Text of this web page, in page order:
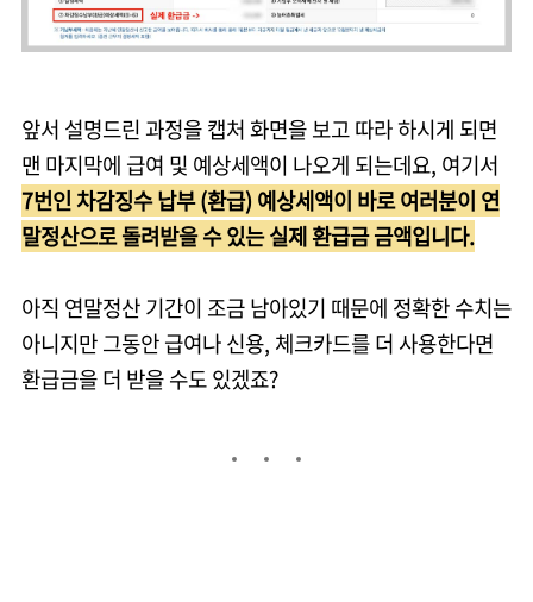
앞서 설명드린 과정을 캡처 화면을 보고 따라 하시게 되면
맨 마지막에 급여 및 예상세액이 나오게 되는데요, 여기서
7번인 차감징수 납부 (환급) 예상세액이 바로 여러분이 연
말정산으로 돌려받을 수 있는 실제 환급금 금액입니다.
아직 연말정산 기간이 조금 남아있기 때문에 정확한 수치는
아니지만 그동안 급여나 신용, 체크카드를 더 사용한다면
환급금을 더 받을 수도 있겠죠?